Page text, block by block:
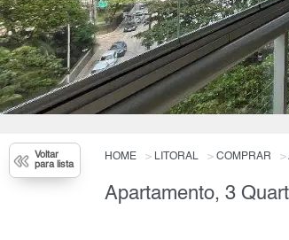
Voltar
para lista
HOME LITORAL COMPRAR